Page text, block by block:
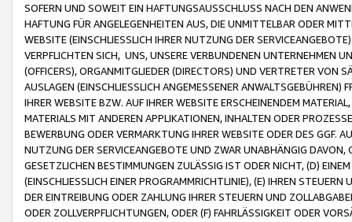
SOFERN UND SOWEIT EIN HAFTUNGSAUSSCHLUSS NACH DEN
HAFTUNG FÜR ANGELEGENHEITEN AUS, DIE UNMITTELBAR ODER
WEBSITE (EINSCHLIESSLICH IHRER NUTZUNG DER
VERPFLICHTEN SICH, UNS, UNSERE VERBUNDENEN UNTERNEHMEN
(OFFICERS), ORGANMITGLIEDER (DIRECTORS) UND VERTRETER VON
AUSLAGEN (EINSCHLIESSLICH ANGEMESSENER
IHRER WEBSITE BZW. AUF IHRER WEBSITE ERSCHEINENDEM
MATERIALS MIT ANDEREN APPLIKATIONEN, INHALTEN ODER
BEWERBUNG ODER VERMARKTUNG IHRER WEBSITE ODER DES GGF.
NUTZUNG DER SERVICEANGEBOTE UND ZWAR UNABHÄNGIG
GESETZLICHEN BESTIMMUNGEN ZULÄSSIG IST ODER NICHT, (D)
(EINSCHLIESSLICH EINER PROGRAMMRICHTLINIE), (E) IHREN
DER EINTREIBUNG ODER ZAHLUNG IHRER STEUERN UND
ODER ZOLLVERPFLICHTUNGEN, ODER (F) FAHRLÄSSIGKEIT ODER